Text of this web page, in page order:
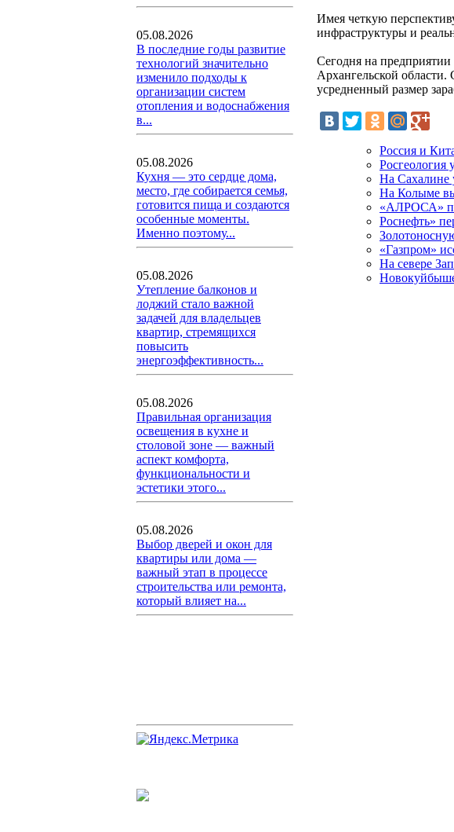
05.08.2026
В последние годы развитие
технологий значительно
изменило подходы к
организации систем
отопления и водоснабжения
в...
05.08.2026
Кухня — это сердце дома,
место, где собирается семья,
готовится пища и создаются
особенные моменты.
Именно поэтому...
05.08.2026
Утепление балконов и
лоджий стало важной
задачей для владельцев
квартир, стремящихся
повысить
энергоэффективность...
05.08.2026
Правильная организация
освещения в кухне и
столовой зоне — важный
аспект комфорта,
функциональности и
эстетики этого...
05.08.2026
Выбор дверей и окон для
квартиры или дома —
важный этап в процессе
строительства или ремонта,
который влияет на...
Имея четкую
инфраструктуры и
Сегодня на предприятии
Архангельской
усредненный размер
Россия и
Росгеология
На Сахалине
На Колыме
«АЛРОСА»
Роснефть»
«Газпром»
На севере